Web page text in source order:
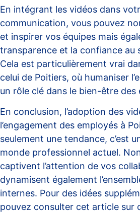
En intégrant les vidéos dans
communication, vous pouvez
et inspirer vos équipes mais
transparence et la confiance au
Cela est particulièrement vrai
celui de Poitiers, où humaniser
un rôle clé dans le bien-être des
En conclusion, l’adoption des
l’engagement des employés à
seulement une tendance, c’est
monde professionnel actuel.
captivent l’attention de vos
dynamisent également
internes. Pour des idées
pouvez consulter cet article sur